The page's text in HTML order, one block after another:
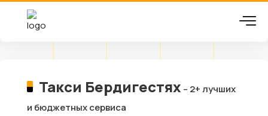
Такси Бердигестях – 2+ лучших
и бюджетных сервиса